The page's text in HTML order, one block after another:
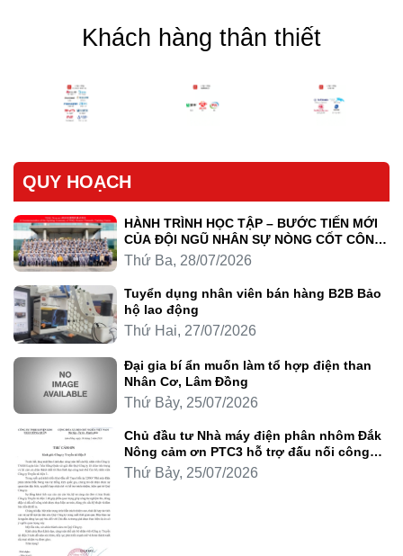
Khách hàng thân thiết
QUY HOẠCH
HÀNH TRÌNH HỌC TẬP – BƯỚC TIẾN MỚI
CỦA ĐỘI NGŨ NHÂN SỰ NÒNG CỐT CÔNG
TY LUYỆN KIM TRẦN HỒNG QUÂN
Thứ Ba, 28/07/2026
Tuyển dụng nhân viên bán hàng B2B Bảo
hộ lao động
Thứ Hai, 27/07/2026
Đại gia bí ẩn muốn làm tổ hợp điện than
Nhân Cơ, Lâm Đồng
Thứ Bảy, 25/07/2026
Chủ đầu tư Nhà máy điện phân nhôm Đắk
Nông cảm ơn PTC3 hỗ trợ đấu nối công
trình
Thứ Bảy, 25/07/2026